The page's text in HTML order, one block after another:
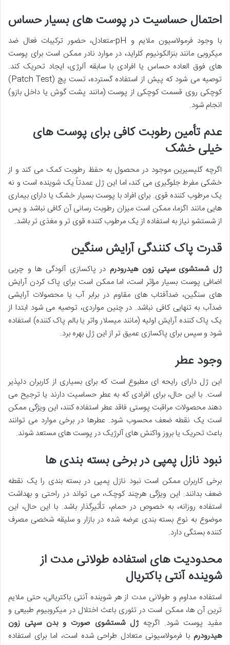
احتمال حساسیت در پوست های بسیار حساس
با وجود فرمولاسیون ملایم و pH-متعادل، حضور ترکیبات فعال ضد
میکروبی مانند بنزالکونیوم کلراید، در موارد نادر ممکن است برای پوست
های فوق العاده حساس یا افرادی با سابقه آلرژی، ایجاد تحریک کند.
توصیه می شود که پیش از استفاده گسترده، تست پچ (Patch Test)
کوچکی روی قسمت کوچکی از پوست (مانند پشت گوش یا داخل بازو)
انجام شود.
عدم تأمین رطوبت کافی برای پوست های
خیلی خشک
اگرچه گلیسیرین موجود در محصول به حفظ رطوبت کمک می کند و از
خشکی مفرط جلوگیری می کند، اما این ژل عمدتاً یک شوینده است و نه
یک مرطوب کننده قوی. برای افراد با پوست بسیار خشک یا دارای بیماری
هایی مانند اگزما، ممکن است میزان رطوبت رسانی آن کافی نباشد و پس
از شستشو نیاز به استفاده از یک مرطوب کننده قوی تر و مغذی تر باشد.
قدرت پاک کنندگی آرایش سنگین
ژل شستشوی سپتی زون هیدرودرم در پاکسازی آلودگی ها و چربی
اضافی پوست بسیار مؤثر است، اما ممکن است برای پاک کردن آرایش
های سنگین، ضدآفتاب های مقاوم در برابر آب یا محصولات آرایشی
ضدآب به تنهایی کافی نباشد. در چنین مواردی، توصیه می شود ابتدا از
یک پاک کننده آرایش اولیه (مانند میسلار واتر یا بالم پاک کننده) استفاده
شود و سپس برای پاکسازی عمیق تر از این ژل بهره برد.
وجود عطر
این ژل دارای رایحه ای مطبوع است که برای بسیاری از کاربران دلپذیر
است. با این حال، برای افرادی که به عطر حساسیت دارند یا ترجیح می
دهند محصولات مراقبت پوستی فاقد عطر استفاده کنند، این ویژگی ممکن
است یک نقطه ضعف محسوب شود. عطرها در برخی موارد می توانند
باعث تحریک یا بروز واکنش های آلرژیک در پوست های مستعد شوند.
نبود نازل پمپی در برخی بسته بندی ها
برخی کاربران ممکن است نبود نازل پمپی در بسته بندی را یک نقطه
ضعف بدانند. این ویژگی هرچند کوچک، می تواند در راحتی و بهداشت
استفاده روزانه، به خصوص در حمام، تأثیرگذار باشد. با این حال، این
موضوع به نوع بسته بندی عرضه شده در بازار و سلیقه شخصی مصرف
کننده بستگی دارد.
محدودیت های استفاده طولانی مدت از
شوینده آنتی باکتریال
استفاده مداوم و طولانی مدت از هر شوینده آنتی باکتریالی، حتی ملایم
ترین آن ها، ممکن است در تئوری باعث اختلال در میکروبیوم طبیعی و
مفید پوست شود. اگرچهژل شستشوی صورت و بدن سپتی زون
هیدرودرم با فرمولاسیونی متعادل طراحی شده است، اما برای استفاده